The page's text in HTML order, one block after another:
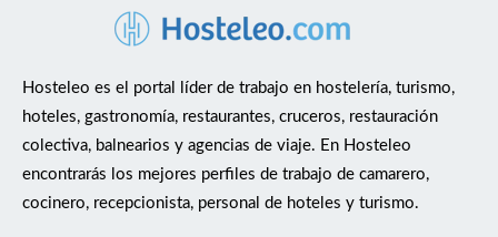
Hosteleo es el portal líder de trabajo en hostelería, turismo,
hoteles, gastronomía, restaurantes, cruceros, restauración
colectiva, balnearios y agencias de viaje. En Hosteleo
encontrarás los mejores perfiles de trabajo de camarero,
cocinero, recepcionista, personal de hoteles y turismo.